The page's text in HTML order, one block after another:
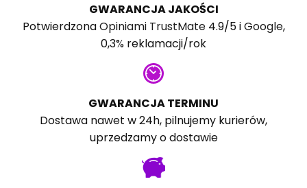
GWARANCJA JAKOŚCI
PotwierdzonaOpiniami TrustMate4.9/5 iGoogle,
0,3% reklamacji/rok
GWARANCJA TERMINU
Dostawa nawet w 24h, pilnujemy kurierów,
uprzedzamy o dostawie